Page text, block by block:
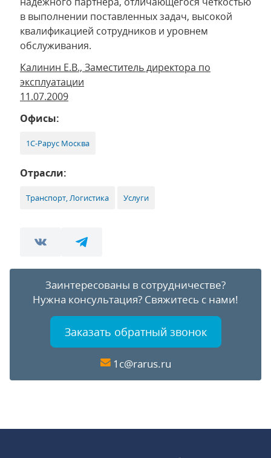
в выполнении поставленных задач, высокой
квалификацией сотрудников и уровнем
обслуживания.
Калинин Е.В., Заместитель директора по
эксплуатации
11.07.2009
Офисы:
1С-Рарус Москва
Отрасли:
Транспорт, Логистика Услуги
Заинтересованы в сотрудничестве?
Нужна консультация? Свяжитесь с нами!
Заказать обратный звонок
1c@rarus.ru